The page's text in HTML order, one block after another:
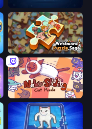
Westward Puzzle Saga
Neko Sliding: Cat Puzzle